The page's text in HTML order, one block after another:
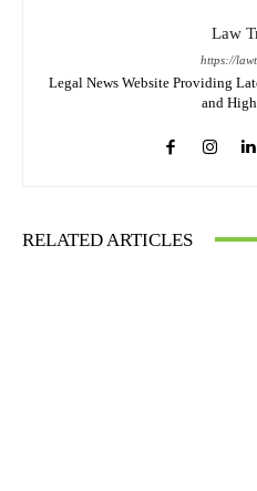
Law
https://
Legal News Website Providing
and
RELATED ARTICLES